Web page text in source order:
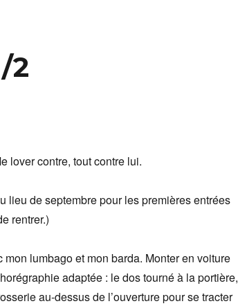
2
lover contre, tout contre lui.
lieu de septembre pour les premières entrées
rentrer.)
lumbago et mon barda. Monter en voiture
adaptée : le dos tourné à la portière,
au-dessus de l’ouverture pour se tracter